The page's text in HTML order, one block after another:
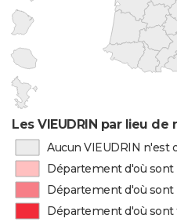
Les VIEUDRIN par lieu de
Aucun VIEUDRIN n'est
Département d'où sont
Département d'où sont
Département d'où